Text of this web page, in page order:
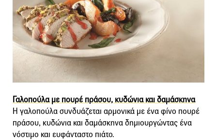
Γαλοπούλα με πουρέ πράσου, κυδώνια και δαμάσκηνα
Η γαλοπούλα συνδυάζεται αρμονικά με ένα φίνο πουρέ
πράσου, κυδώνια και δαμάσκηνα δημιουργώντας ένα
νόστιμο και ευφάνταστο πιάτο.